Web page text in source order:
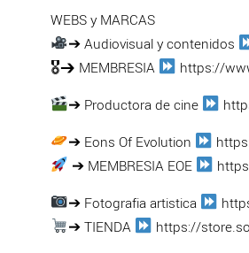
WEBS y MARCAS
➔ Audiovisual y contenidos
🎖➔ MEMBRESIA
https://
➔ Productora de cine
➔ Eons Of Evolution
➔ MEMBRESIA EOE
➔ Fotografia artistica
➔ TIENDA
https://